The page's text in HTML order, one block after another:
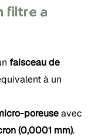
filtre à
faisceau de
à un
poreuseavec
(0,0001 mm).